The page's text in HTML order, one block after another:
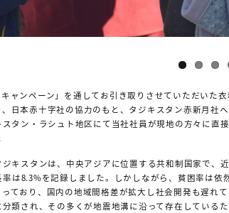
キャンペーン」を通してお引き取りさせていただいた
日本赤十字社の協力のもと、タジキスタン赤新月社
タン・ラシュト地区にて当社社員が現地の方々に直
キスタンは、中央アジアに位置する共和制国家で、
率は8.3%を記録しました。しかしながら、貧困率は依
ており、国内の地域間格差が拡大し社会開発も遅れて
類され、その多くが地震地溝に沿って存在しているた